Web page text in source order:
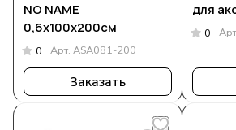
NO NAME
0,6х100х200см
0 Арт. ASA081-200
Заказать
для
0